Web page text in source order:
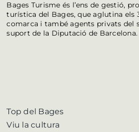
Bages Turisme és l’ens de gestió,
turística del Bages, que aglutina els
comarca i també agents privats del
suport de la Diputació de Barcelona.
Top del Bages
Viu la cultura